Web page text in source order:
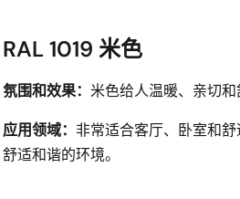
RAL 1019 米色
氛围和效果： 米色给人温暖、亲切
应用领域： 非常适合客厅、卧室和
舒适和谐的环境。